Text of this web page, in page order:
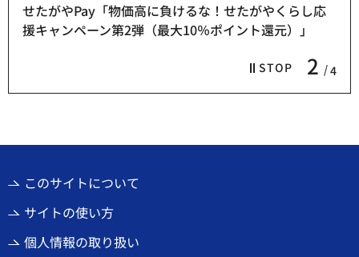
STOP 2 4
せたがやPay「物価高に負けるな！せたがやくらし応
援キャンペーン第2弾（最大10％ポイント還元）」
このサイトについて
サイトの使い方
個人情報の取り扱い